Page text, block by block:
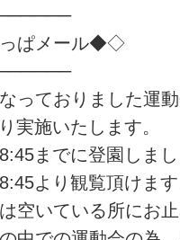
ぱメール◆◇
っておりました運動
実施いたします。
までに登園しま
より観覧頂けます
空いている所にお